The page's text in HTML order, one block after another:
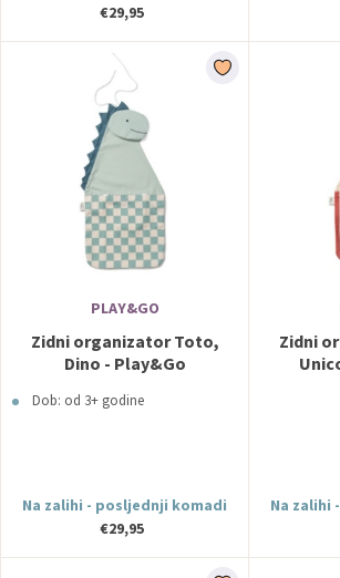
€29,95
PLAY&GO
Zidni organizator Toto,
Dino - Play&Go
Dob: od 3+ godine
Na zalihi - posljednji komadi
€29,95
Zidni
Na zalihi